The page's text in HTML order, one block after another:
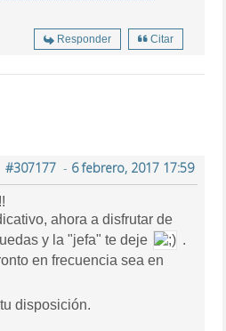
Responder Citar
#307177- 6 febrero, 2017 17:59
ahora a disfrutar de
y la "jefa" te deje
.
en frecuencia sea en
disposición.